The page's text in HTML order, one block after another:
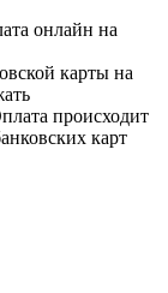
онлайн на
карты на
происходит
карт